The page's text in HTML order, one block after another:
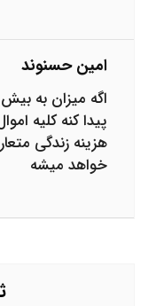
امین حسنوند
اگه میزان به
پیدا کنه کلیه
هزینه زندگی
خواهد میشه